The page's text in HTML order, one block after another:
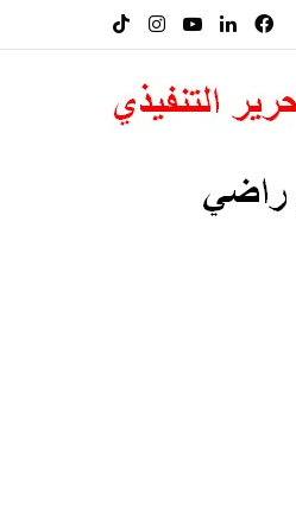
فيسبوكلينكدإن‫YouTube
انستقرام